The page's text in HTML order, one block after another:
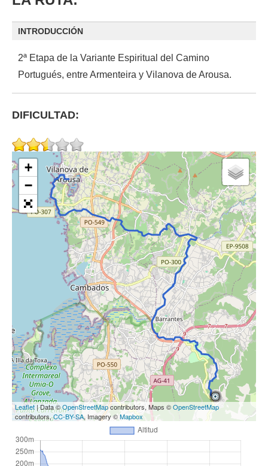
INTRODUCCIÓN
2ª Etapa de la Variante Espiritual del Camino
Portugués, entre Armenteira y Vilanova de Arousa.
DIFICULTAD:
+
−
Leaflet| Data ©OpenStreetMapcontributors, Maps ©OpenStreetMap
contributors,CC-BY-SA, Imagery ©Mapbox